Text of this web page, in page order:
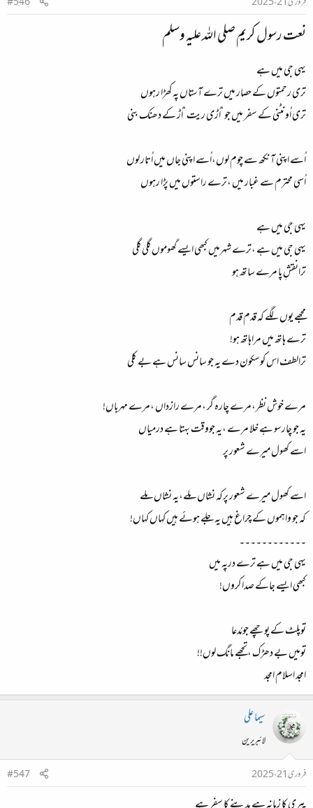
نعت رسول کریم صلی اللہ علیہ وسلم​
یہی جی میں ہے
تری رحمتوں کے حصار میں ترے آستاں پہ کھڑا رہوں
تری اُونٹنی کے سفر میں جو ‘اُڑی ریت ‘اُڑ کے دھنک بنی
اُسے اپنی آنکھ سے چوم لوں،اُسے اپنی جاں میں اُتار لوں
اُسی محترم سے غبار میں ،ترے راستوں میں پڑا رہوں
یہی جی میں ہے
یہی جی میں ہے ،ترے شہرمیں کبھی ایسے گھوموں گلی گلی
ترانقشِ پا مرے ساتھ ہو
مجھے یوں لگے کہ قدم قدم
ترے ہاتھ میں مراہاتھ ہو!
ترالطف اس کوسکون دے یہ جو سانس سانس ہے بے کلی
مرے خوش نظر،مرے چارہ گر ،مرے رازداں ،مرے مہرباں!
یہ جو چارسو ہے خلا مرے ،یہ جووقت بہتا ہے درمیاں
اسے کھول میرے شعور پر
اسے کھول میرے شعور پرکہ نشاں ملے،یہ نشاں ملے
کہ جو واہموں کے چراغ ہیں یہ جلے ہوئے ہیں کہاں کہاں!
۔۔۔۔۔۔۔۔۔۔۔۔
یہی جی میں ہے ترے درپہ میں
کبھی ایسے جاکے صدا کروں!
توپلٹ کے پوچھے جومُدعا
تومیں بے دھڑک ،تجھے مانگ لوں!!
امجد اسلام امجد
سیما علی
لائبریرین
فروری 21، 2025
#547